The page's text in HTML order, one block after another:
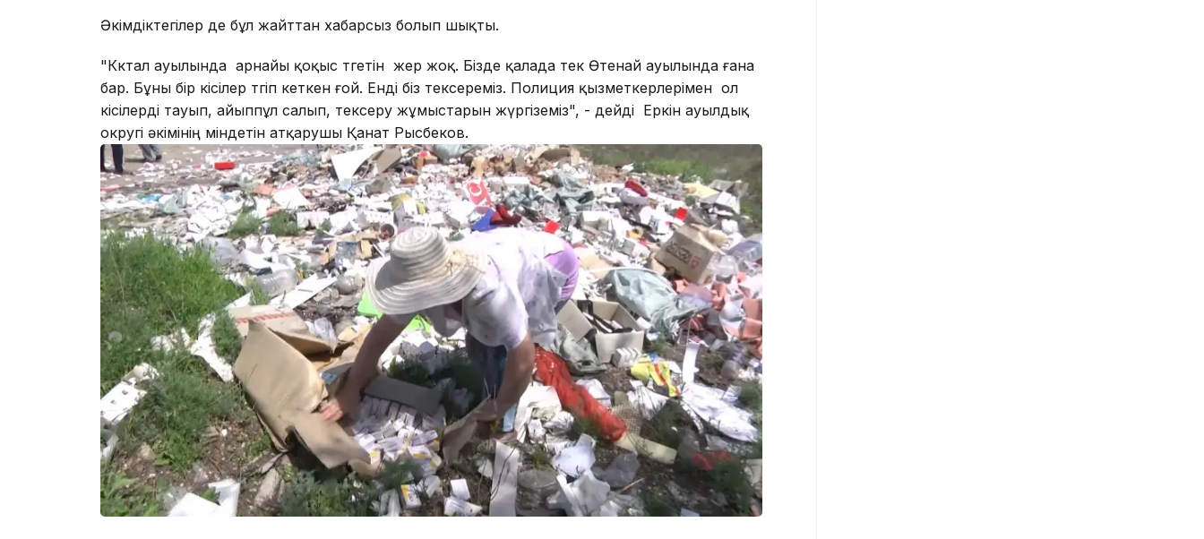
Әкімдіктегілер де бұл жайттан хабарсыз болып шықты.
"Көктал ауылында арнайы қоқыс төгетін жер жоқ. Бізде қалада тек Өтенай ауылында ғана
бар. Бұны бір кісілер төгіп кеткен ғой. Енді біз тексереміз. Полиция қызметкерлерімен ол
кісілерді тауып, айыппұл салып, тексеру жұмыстарын жүргіземіз", - дейді Еркін ауылдық
округі әкімінің міндетін атқарушы Қанат Рысбеков.